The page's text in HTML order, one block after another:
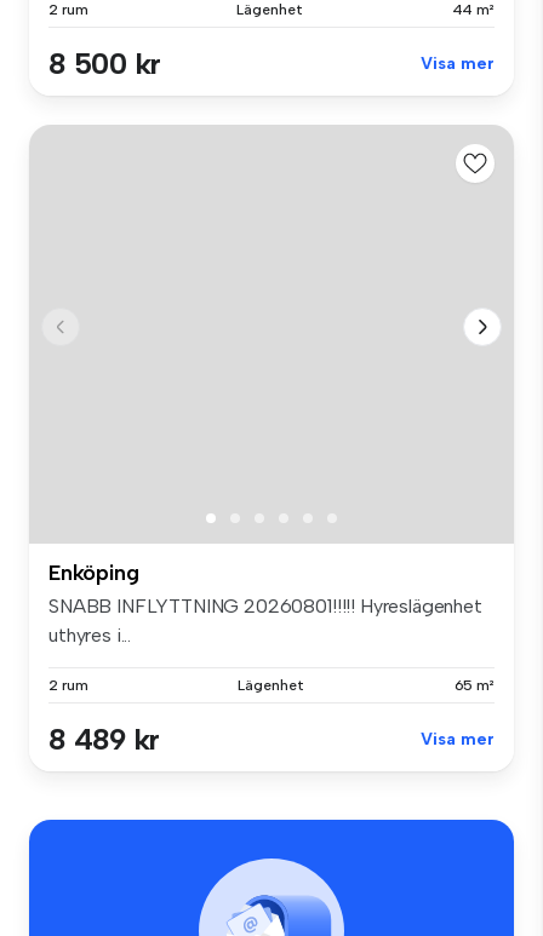
2 rum Lägenhet 44 m²
8 500 kr Visa mer
Enköping
SNABB INFLYTTNING 20260801!!!!! Hyreslägenhet
uthyres i...
2 rum Lägenhet 65 m²
8 489 kr Visa mer